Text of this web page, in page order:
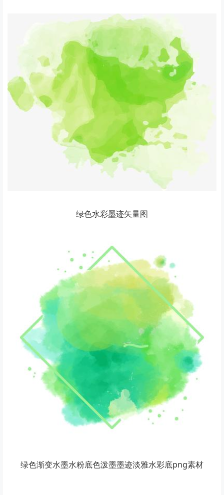
绿色水彩墨迹矢量图
绿色渐变水墨水粉底色泼墨墨迹淡雅水彩底png素材